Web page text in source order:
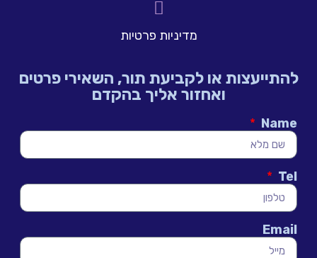
מדיניות פרטיות
להתייעצות או לקביעת תור, השאירי פרטים
ואחזור אליך בהקדם
Name
Tel
Email